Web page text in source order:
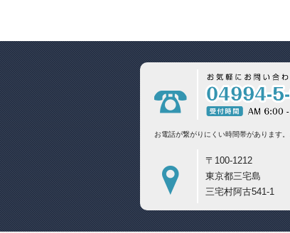
お電話が繋がりにくい時間帯があります。
〒100-1212
東京都三宅島
三宅村阿古541-1